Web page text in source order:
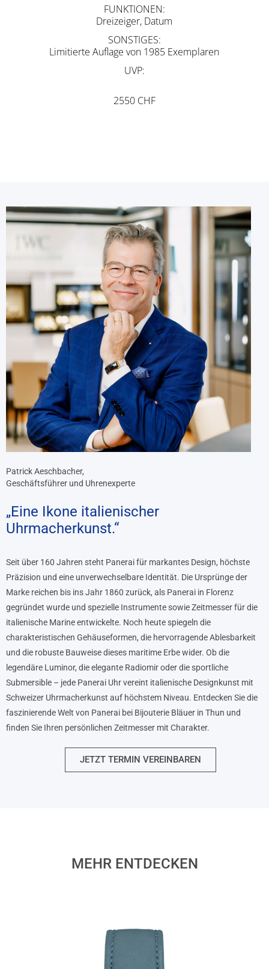
FUNKTIONEN
Dreizeiger, Datum
SONSTIGES
Limitierte Auflage von 1985 Exemplaren
UVP
2550 CHF
Patrick Aeschbacher,
Geschäftsführer und Uhrenexperte
„Eine Ikone italienischer
Uhrmacherkunst.“
Seit über 160 Jahren steht Panerai für markantes Design, höchste
Präzision und eine unverwechselbare Identität. Die Ursprünge der
Marke reichen bis ins Jahr 1860 zurück, als Panerai in Florenz
gegründet wurde und spezielle Instrumente sowie Zeitmesser für die
italienische Marine entwickelte. Noch heute spiegeln die
charakteristischen Gehäuseformen, die hervorragende Ablesbarkeit
und die robuste Bauweise dieses maritime Erbe wider. Ob die
legendäre Luminor, die elegante Radiomir oder die sportliche
Submersible – jede Panerai Uhr vereint italienische Designkunst mit
Schweizer Uhrmacherkunst auf höchstem Niveau. Entdecken Sie die
faszinierende Welt von Panerai bei Bijouterie Bläuer in Thun und
finden Sie Ihren persönlichen Zeitmesser mit Charakter.
JETZT TERMIN VEREINBAREN
MEHR ENTDECKEN